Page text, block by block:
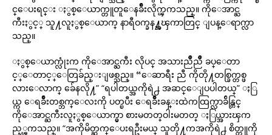
င္ေပးရင္း ႏွစ္ေယာက္တူတူေနခ်ိဳးလိုက္ၾကသည္။ ကိုေအာင္ႀ
ကီးႏွင့္ သူ႔လူႏွစ္ေယာက္ နာရီဝက္ခန႔္အၾကာတြင္ ျပန္ေရာက္လာ
သည္။
ႏွစ္ေယာက္လုံးက ကိုေအာင္ႀကီး လိုပင္ အသားညိဳညိဳ ခပ္ေတာ
င့္ေတာင့္ေတြခ်ည္းျဖစ္သည္။ “ေဆာရီး ညီ ကိုတို႔တစ္ခြက္တစ္ဖ
လားေလာက္ ခ်ေနလို႔” “ရပါတယ္အကိုရဲ႕ အဆင္ေျပပါတယ္” ႏြ
ယ္က ေရခ်ိဳးတစ္ဘက္ေလးကို ပတ္ၿပီး ေရခ်ိဳးခန္းထဲကထြက္လာခ်ိန္တြင္
ကိုေအာင္ႀကီးလူႏွစ္ေယာက္မွာ စားမတတ္ဝါးမတတ္ ႏြယ္အားၾက
ည့္ၾကသည္။ “အကိုမိတ္ဆက္ေပးရဦးမယ္ သူတို႔ကအကိုရဲ႕ စိတ္တူကို